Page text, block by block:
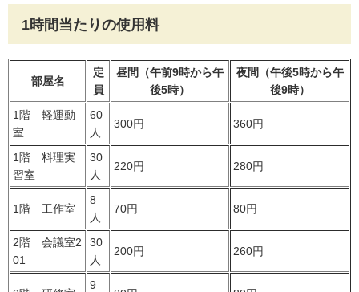
1時間当たりの使用料
部屋名
定
員
昼間（午前9時から午
後5時）
夜間（午後5時から午
後9時）
1階 軽運動
室
60
人
300円 360円
1階 料理実
習室
30
人
220円 280円
1階 工作室
8
人
70円 80円
2階 会議室2
01
30
人
200円 260円
9